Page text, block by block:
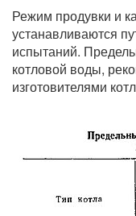
Режим продувки и
устанавливаются
испытаний.
котловой воды,
изготовителями